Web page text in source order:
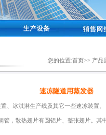
您的位置:首页>> 产品
速冻隧道用蒸发器
冰淇淋生产线及其它一些速冻装置。
散热翅片有圆铝片、整张翅片。其